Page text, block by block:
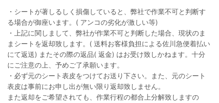
・シートが著しるしく損傷していると、弊社で作業不可と判断す
る場合が御座います。( アンコの劣化が激しい等)
・上記に関しまして、弊社が作業不可と判断した場合、現状のま
まシートを返却致します。( 送料お客様負担による佐川急便着払い
にて返送) またその際の返品( 返金) はお受け致しかねます。十分
にご注意の上、予めご了承願います。
・必ず元のシート表皮をつけてお送り下さい。また、元のシート
表皮は事前にお申し出が無い限り返却致しません。
また返却をご希望されても、作業行程の都合上分解致しますの